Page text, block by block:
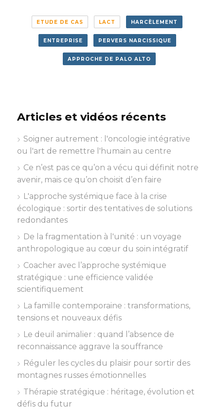
Articles et vidéos récents
Soigner autrement : l'oncologie intégrative
ou l'art de remettre l'humain au centre
Ce n’est pas ce qu’on a vécu qui définit notre
avenir, mais ce qu’on choisit d’en faire
L'approche systémique face à la crise
écologique : sortir des tentatives de solutions
redondantes
De la fragmentation à l'unité : un voyage
anthropologique au cœur du soin intégratif
Coacher avec l’approche systémique
stratégique : une efficience validée
scientifiquement
La famille contemporaine : transformations,
tensions et nouveaux défis
Le deuil animalier : quand l’absence de
reconnaissance aggrave la souffrance
Réguler les cycles du plaisir pour sortir des
montagnes russes émotionnelles
Thérapie stratégique : héritage, évolution et
défis du futur
ETUDE DE CAS LACT HARCÈLEMENT
ENTREPRISE PERVERS NARCISSIQUE
APPROCHE DE PALO ALTO